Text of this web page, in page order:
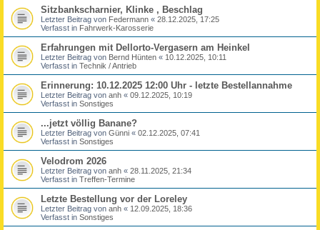
Sitzbankscharnier, Klinke , Beschlag
Letzter Beitrag von Federmann « 28.12.2025, 17:25
Verfasst in Fahrwerk-Karosserie
Erfahrungen mit Dellorto-Vergasern am Heinkel
Letzter Beitrag von Bernd Hünten « 10.12.2025, 10:11
Verfasst in Technik / Antrieb
Erinnerung: 10.12.2025 12:00 Uhr - letzte Bestellannahme
Letzter Beitrag von anh « 09.12.2025, 10:19
Verfasst in Sonstiges
...jetzt völlig Banane?
Letzter Beitrag von Günni « 02.12.2025, 07:41
Verfasst in Sonstiges
Velodrom 2026
Letzter Beitrag von anh « 28.11.2025, 21:34
Verfasst in Treffen-Termine
Letzte Bestellung vor der Loreley
Letzter Beitrag von anh « 12.09.2025, 18:36
Verfasst in Sonstiges